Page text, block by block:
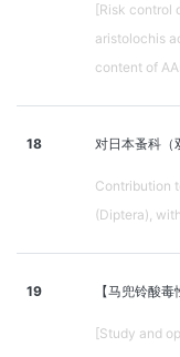
[Risk control
aristolochis
content of
18 对日本蚤科（
Contribution
(Diptera),
19 【马兜铃酸毒
[Study and